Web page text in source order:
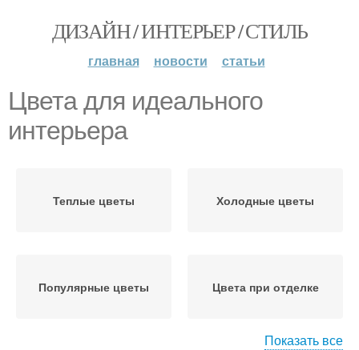
ДИЗАЙН / ИНТЕРЬЕР / СТИЛЬ
главная новости статьи
Цвета для идеального
интерьера
Теплые цветы Холодные цветы
Популярные цветы Цвета при отделке
Показать все